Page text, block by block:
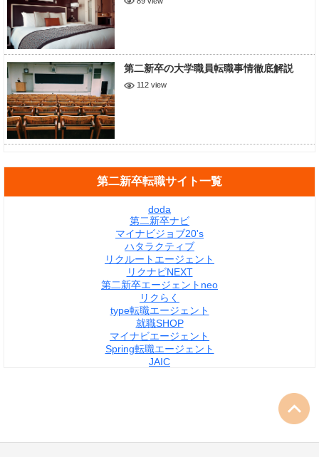
第二新卒の大学職員転職事情徹底解説
112 view
第二新卒転職サイト一覧
doda
第二新卒ナビ
マイナビジョブ20's
ハタラクティブ
リクルートエージェント
リクナビNEXT
第二新卒エージェントneo
リクらく
type転職エージェント
就職SHOP
マイナビエージェント
Spring転職エージェント
JAIC